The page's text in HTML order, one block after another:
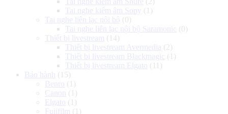
Tai nghe kiểm âm Sony (1)
Tai nghe liên lạc nội bộ (0)
Tai nghe liên lạc nội bộ Saramonic (0)
Thiết bị livestream (14)
Thiết bị livestream Avermedia (2)
Thiết bị livestream Blackmagic (1)
Thiết bị livestream Elgato (11)
Bảo hành
(15)
Benro (1)
Canon
(1)
Elgato (1)
Fujifilm (1)